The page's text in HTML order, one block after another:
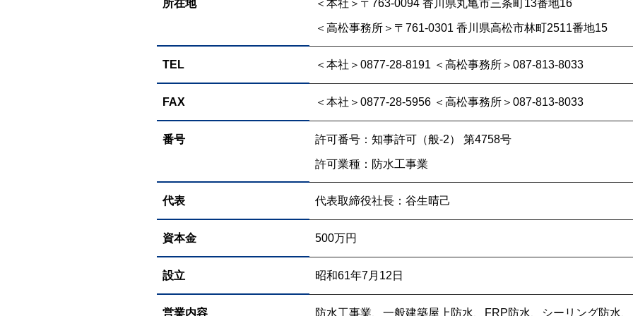
所在地 ＜本社＞〒763-0094 香川県丸亀市三条町13番地16
＜高松事務所＞〒761-0301 香川県高松市林町2511番地15
TEL ＜本社＞0877-28-8191 ＜高松事務所＞087-813-8033
FAX ＜本社＞0877-28-5956 ＜高松事務所＞087-813-8033
番号 許可番号：知事許可（般-2） 第4758号
許可業種：防水工事業
代表 代表取締役社長：谷生晴己
資本金 500万円
設立 昭和61年7月12日
営業内容 防水工事業、一般建築屋上防水、FRP防水、シーリング防水